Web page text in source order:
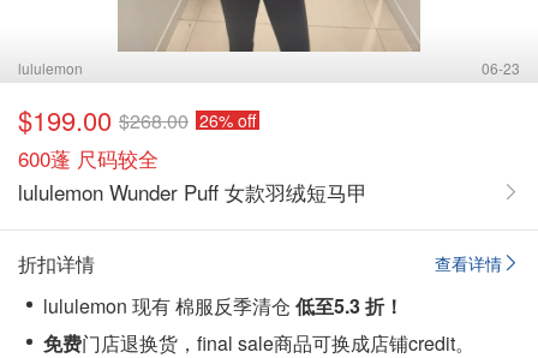
lululemon 06-23
$199.00 $268.00 26% off
600蓬 尺码较全
lululemon Wunder Puff 女款羽绒短马甲
查看详情
折扣详情
lululemon 现有 棉服反季清仓 低至5.3 折！
免费门店退换货，final sale商品可换成店铺credit。